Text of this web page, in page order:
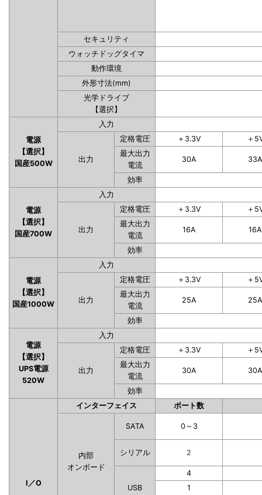
セキュリティ
ウォッチドッグタイマ
動作環境
外形寸法(mm)
光学ドライブ
【選択】
電源
【選択】
国産500W
入力
出力
定格電圧 ＋3.3V
＋
最大出力
電流
30A 33A
効率
電源
【選択】
国産700W
入力
出力
定格電圧 ＋3.3V
＋
最大出力
電流
16A 16A
効率
電源
【選択】
国産1000W
入力
出力
定格電圧 ＋3.3V
＋
最大出力
電流
25A 25A
効率
電源
【選択】
UPS電源
520W
入力
出力
定格電圧 ＋3.3V
＋
最大出力
電流
30A 30A
効率
I／O
インターフェイス ポート数
内部
オンボード
SATA 0～3
シリアル 2
USB
4
1